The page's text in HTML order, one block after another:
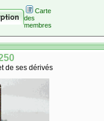
Carte
des
membres
de ses dérivés